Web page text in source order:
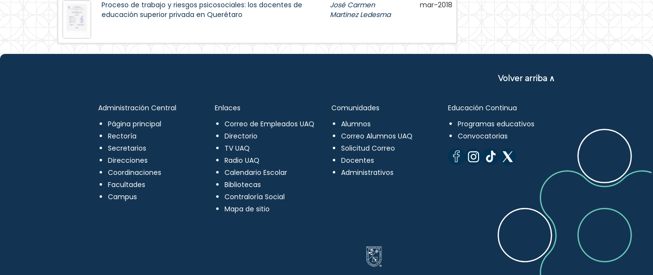
Proceso de trabajo y riesgos psicosociales: los docentes de
educación superior privada en Querétaro
José Carmen
Martinez Ledesma
mar-2018
Volver arriba ∧
Administración Central
Página principal
Rectoría
Secretarios
Direcciones
Coordinaciones
Facultades
Campus
Enlaces
Correo de Empleados UAQ
Directorio
TV UAQ
Radio UAQ
Calendario Escolar
Bibliotecas
Contraloría Social
Mapa de sitio
Comunidades
Alumnos
Correo Alumnos UAQ
Solicitud Correo
Docentes
Administrativos
Educación Continua
Programas educativos
Convocatorias